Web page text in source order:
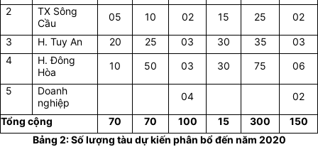
2
TX Sông
Cầu
05 10 02 15 25 02
3 H. Tuy An 20 25 03 30 35
03
4
H. Đông
Hòa
10 50 03 30 75 06
5
Doanh
nghiệp
04 02
Tổng cộng 70 70 100 15 300
150
Bảng 2: Số lượng tàu dự kiến phân bổ đến năm 2020